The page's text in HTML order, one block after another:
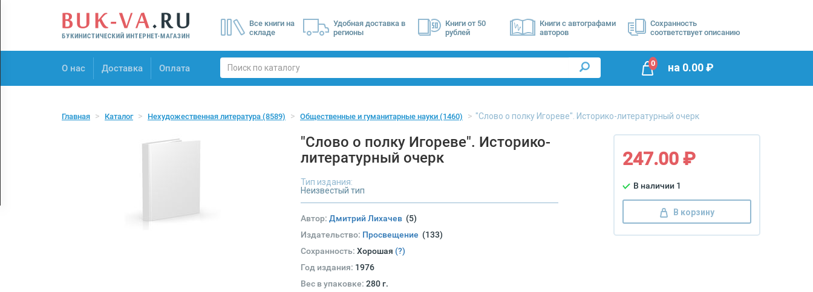
Все книги на
складе
Удобная доставка в
регионы
Книги от 50
рублей
Книги с автографами
авторов
Сохранность
соответствует описанию
О нас Доставка Оплата
О нас
0 на 0.00₽
Главная Каталог Нехудожественная литература (8589) Общественные и гуманитарные науки (1460) "Слово о полку Игореве". Историко-литературный очерк
247.00 ₽
В наличии 1
В корзину
"Слово о полку Игореве". Историко-
литературный очерк
Тип издания:
Неизвестый тип
Автор: Дмитрий Лихачев (5)
Издательство: Просвещение (133)
Сохранность: Хорошая (?)
Год издания: 1976
Вес в упаковке: 280 г.